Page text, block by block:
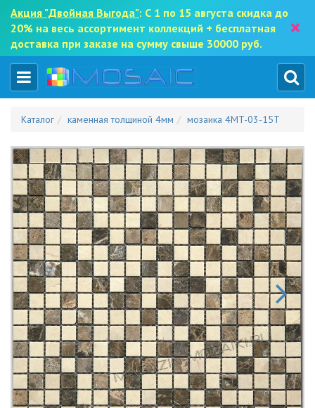
Акция "Двойная Выгода": С 1 по 15 августа скидка до
20% на весь ассортимент коллекций + бесплатная
доставка при заказе на сумму свыше 30000 руб.
×
Каталог каменная толщиной 4мм мозаика 4MT-03-15T